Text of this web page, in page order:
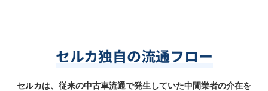
セルカ独自の流通フロー
セルカは、従来の中古車流通で発生していた中間業者の介在を